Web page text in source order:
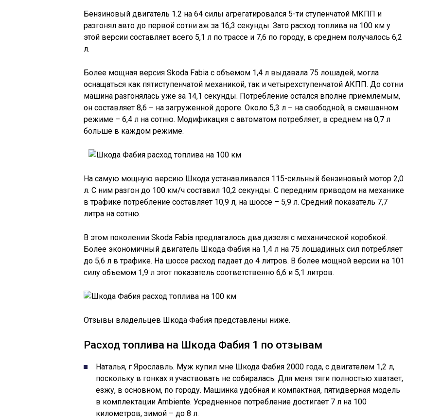
Бензиновый двигатель 1.2 на 64 силы агрегатировался 5-ти ступенчатой МКПП и
разгонял авто до первой сотни аж за 16,3 секунды. Зато расход топлива на 100 км у
этой версии составляет всего 5,1 л по трассе и 7,6 по городу, в среднем получалось 6,2
л.
Более мощная версия Skoda Fabia с объемом 1,4 л выдавала 75 лошадей, могла
оснащаться как пятиступенчатой механикой, так и четырехступенчатой АКПП. До сотни
машина разгонялась уже за 14,1 секунды. Потребление остался вполне приемлемым,
он составляет 8,6 – на загруженной дороге. Около 5,3 л – на свободной, в смешанном
режиме – 6,4 л на сотню. Модификация с автоматом потребляет, в среднем на 0,7 л
больше в каждом режиме.
На самую мощную версию Шкода устанавливался 115-сильный бензиновый мотор 2,0
л. С ним разгон до 100 км/ч составил 10,2 секунды. С передним приводом на механике
в трафике потребление составляет 10,9 л, на шоссе – 5,9 л. Средний показатель 7,7
литра на сотню.
В этом поколении Skoda Fabia предлагалось два дизеля с механической коробкой.
Более экономичный двигатель Шкода Фабия на 1,4 л на 75 лошадиных сил потребляет
до 5,6 л в трафике. На шоссе расход падает до 4 литров. В более мощной версии на 101
силу объемом 1,9 л этот показатель соответственно 6,6 и 5,1 литров.
Отзывы владельцев Шкода Фабия представлены ниже.
Расход топлива на Шкода Фабия 1 по отзывам
Наталья, г Ярославль. Муж купил мне Шкода Фабия 2000 года, с двигателем 1,2 л,
поскольку в гонках я участвовать не собиралась. Для меня тяги полностью хватает,
езжу, в основном, по городу. Машинка удобная и компактная, пятидверная модель
в комплектации Ambiente. Усредненное потребление достигает 7 л на 100
километров, зимой – до 8 л.